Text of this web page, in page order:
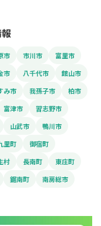
市 市川市
富里市
市 八千代市
館山市
み市 我孫子市
柏市
富津市
習志野市
山武市
鴨川市
里町
御宿町
村 長南町
東庄町
鋸南町 南房総市